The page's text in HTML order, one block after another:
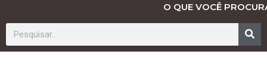
O QUE VOCÊ